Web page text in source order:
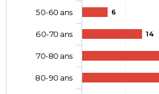
6
14
50-60 ans
60-70 ans
70-80 ans
80-90 ans